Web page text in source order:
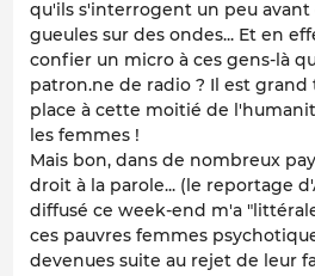
qu'ils s'interrogent un peu
gueules sur des ondes... Et en
confier un micro à ces gens-là
patron.ne de radio ? Il est grand
place à cette moitié de
les femmes !
Mais bon, dans de nombreux
droit à la parole... (le reportage
diffusé ce week-end m'a
ces pauvres femmes
devenues suite au rejet de leur